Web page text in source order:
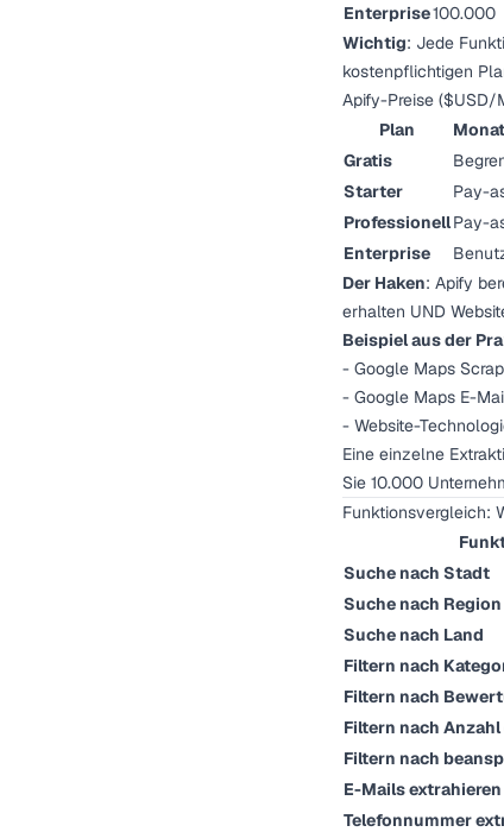
Enterprise100.000
Wichtig: Jede
kostenpflichtigen
Apify-Preise ($USD/
Plan
Gratis
Starter
Pay-
ProfessionellPay-
Enterprise
Der Haken: Apify
erhalten UND
Beispiel aus der
- Google Maps
- Google Maps E-
- Website-
Eine einzelne
Sie 10.000
Funktionsvergleich:
Suche nach Stadt
Suche nach Region
Suche nach Land
Filtern nach
Filtern nach
Filtern nach
Filtern nach
E-Mails extrahieren
Telefonnummer